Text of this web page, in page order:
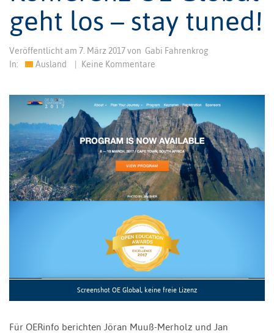
geht los – stay tuned!
Veröffentlicht am 7. März 2017von Gabi Fahrenkrog
In:
Ausland Keine Kommentare
Screenshot OE Global, keine freie Lizenz
Für OERinfo berichten Jöran Muuß-Merholz und Jan